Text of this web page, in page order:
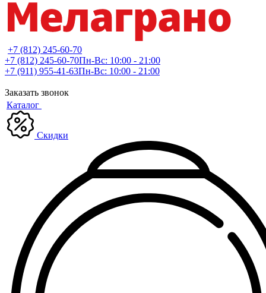
+7 (812) 245-60-70
+7 (812) 245-60-70Пн-Вс: 10:00 - 21:00
+7 (911) 955-41-63Пн-Вс: 10:00 - 21:00
Заказать звонок
Каталог
Скидки